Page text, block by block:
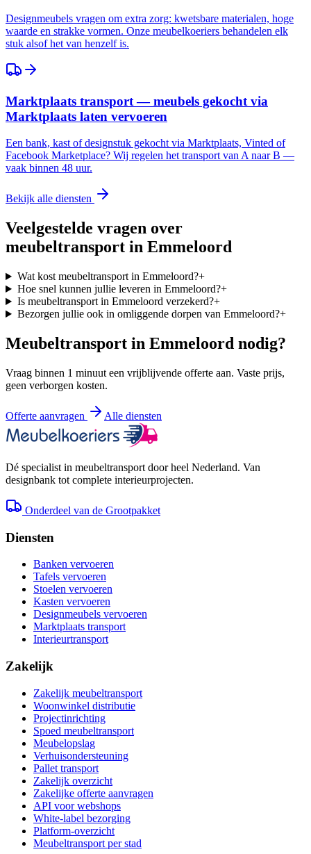
Designmeubels vragen om extra zorg: kwetsbare materialen, hoge
waarde en strakke vormen. Onze meubelkoeriers behandelen elk
stuk alsof het van henzelf is.
Marktplaats transport — meubels gekocht via
Marktplaats laten vervoeren
Een bank, kast of designstuk gekocht via Marktplaats, Vinted of
Facebook Marketplace? Wij regelen het transport van A naar B —
vaak binnen 48 uur.
Bekijk alle diensten
Veelgestelde vragen over
meubeltransport in Emmeloord
Wat kost meubeltransport in Emmeloord?+
Hoe snel kunnen jullie leveren in Emmeloord?+
Is meubeltransport in Emmeloord verzekerd?+
Bezorgen jullie ook in omliggende dorpen van Emmeloord?+
Meubeltransport in Emmeloord nodig?
Vraag binnen 1 minuut een vrijblijvende offerte aan. Vaste prijs,
geen verborgen kosten.
Offerte aanvragen Alle diensten
Dé specialist in meubeltransport door heel Nederland. Van
designbank tot complete interieurprojecten.
Onderdeel van de Grootpakket
Diensten
Banken vervoeren
Tafels vervoeren
Stoelen vervoeren
Kasten vervoeren
Designmeubels vervoeren
Marktplaats transport
Interieurtransport
Zakelijk
Zakelijk meubeltransport
Woonwinkel distributie
Projectinrichting
Spoed meubeltransport
Meubelopslag
Verhuisondersteuning
Pallet transport
Zakelijk overzicht
Zakelijke offerte aanvragen
API voor webshops
White-label bezorging
Platform-overzicht
Meubeltransport per stad